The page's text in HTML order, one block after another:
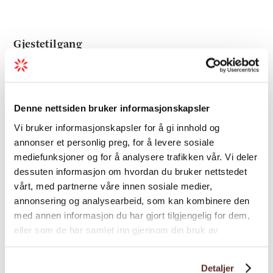
Denne nettsiden bruker informasjonskapsler
Vi bruker informasjonskapsler for å gi innhold og
annonser et personlig preg, for å levere sosiale
mediefunksjoner og for å analysere trafikken vår. Vi deler
dessuten informasjon om hvordan du bruker nettstedet
vårt, med partnerne våre innen sosiale medier,
annonsering og analysearbeid, som kan kombinere den
med annen informasjon du har gjort tilgjengelig for dem,
eller som de har samlet inn gjennom din bruk av
Detaljer
Gjestetilgang
Det gule hovudhuset: Har seks soverom og ti
sengeplassar.
Eldhuset: Det raude huset nær hovudhuset.
Ei lun utestove der du kan dekke opp til
festbord ved dårleg vær, eller berre fyre i
bålpanna og nyte kvelden og utsikta.